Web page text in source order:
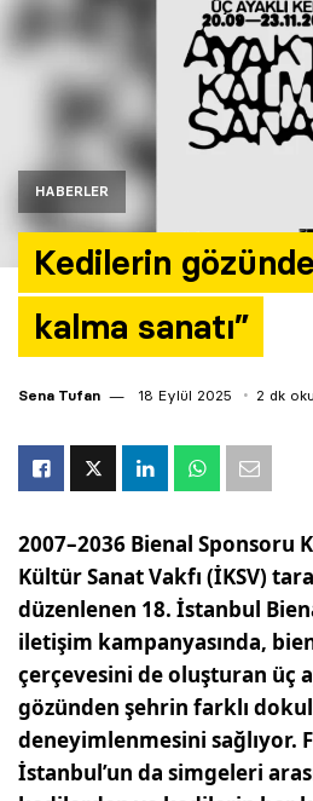
HABERLER
Kedilerin
kalma sanatı”
Sena Tufan 18 Eylül 2025 2 dk
2007–2036 Bienal Sponsoru
Kültür Sanat Vakfı (İKSV)
düzenlenen 18. İstanbul
iletişim kampanyasında,
çerçevesini de oluşturan üç
gözünden şehrin farklı
deneyimlenmesini sağlıyor.
İstanbul’un da simgeleri
Araştırma